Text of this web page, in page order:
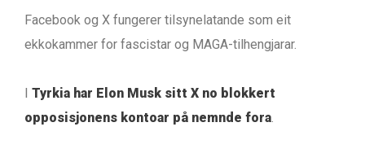
Facebook og X fungerer tilsynelatande som eit
ekkokammer for fascistar og MAGA-tilhengjarar.
I Tyrkia har Elon Musk sitt X no blokkert
opposisjonens kontoar på nemnde fora.